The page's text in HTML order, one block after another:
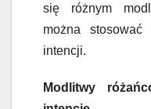
się różnym
można
intencji.
Modlitwy